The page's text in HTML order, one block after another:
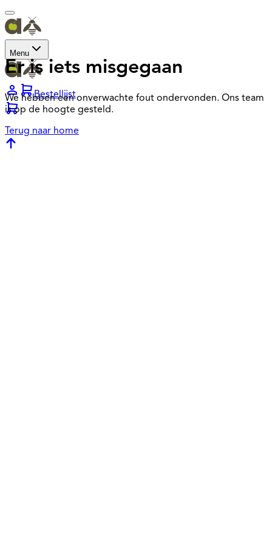
Menu
Bestellijst
Er is iets misgegaan
We hebben een onverwachte fout ondervonden. Ons team
is op de hoogte gesteld.
Terug naar home